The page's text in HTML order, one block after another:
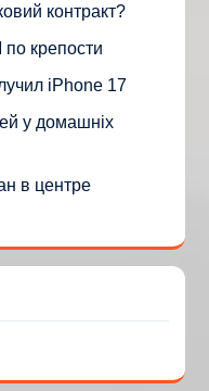
контракт?
по крепости
iPhone 17
у домашніх
в центре